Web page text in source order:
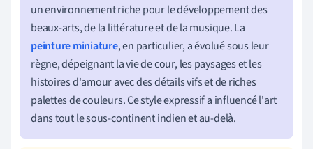
un environnement riche pour le développement des
beaux-arts, de la littérature et de la musique. La
peinture miniature, en particulier, a évolué sous leur
règne, dépeignant la vie de cour, les paysages et les
histoires d'amour avec des détails vifs et de riches
palettes de couleurs. Ce style expressif a influencé l'art
dans tout le sous-continent indien et au-delà.